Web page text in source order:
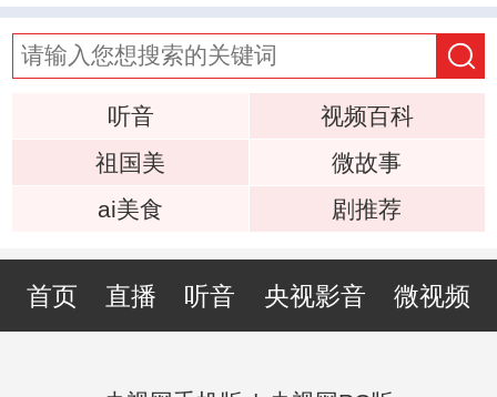
听音
视频百科
祖国美
微故事
ai美食
剧推荐
首页 直播 听音 央视影音 微视频